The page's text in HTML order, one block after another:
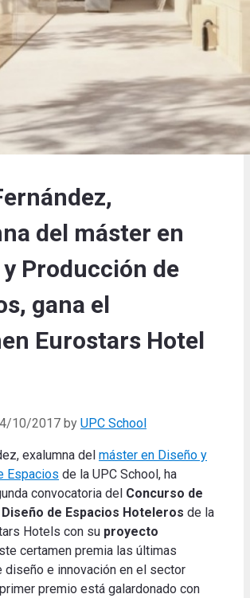
del máster en
Producción de
gana el
Eurostars Hotel
10/2017 by UPC School
exalumna del máster en Diseño y
Espacios de la UPC School, ha
convocatoria del Concurso de
Diseño de Espacios Hoteleros de la
Hotels con su proyecto
certamen premia las últimas
diseño e innovación en el sector
premio está galardonado con